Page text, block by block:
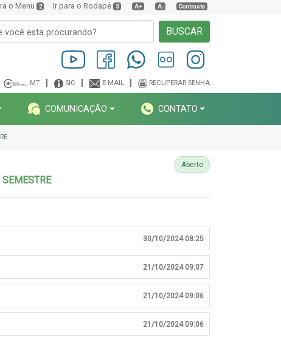
o Menu 2 Ir para o Rodapé 3 A+ A- Contraste
BUSCAR
MT SIC E-MAIL RECUPERAR SENHA
COMUNICAÇÃO CONTATO
Aberto
30/10/2024 08:25
21/10/2024 09:07
21/10/2024 09:06
21/10/2024 09:06